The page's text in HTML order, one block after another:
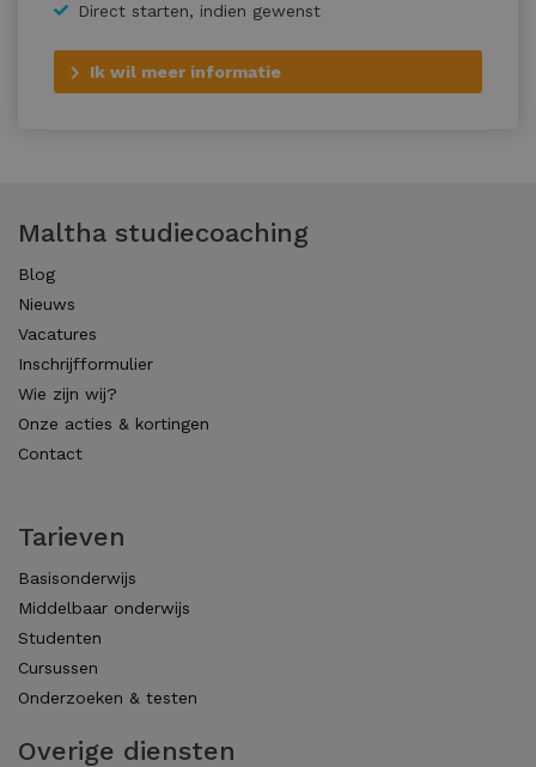
Direct starten, indien gewenst
Ik wil meer informatie
Maltha studiecoaching
Blog
Nieuws
Vacatures
Inschrijfformulier
Wie zijn wij?
Onze acties & kortingen
Contact
Tarieven
Basisonderwijs
Middelbaar onderwijs
Studenten
Cursussen
Onderzoeken & testen
Overige diensten